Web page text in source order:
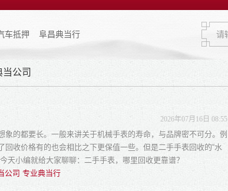
车抵押 阜昌典当行
当公司
2026年07月16日 08:55
的都要长。一般来讲关于机械手表的寿命，与品牌密不可分。例
收价格有的也会相比之下更保值一些。但是二手手表回收的“水
天小编就给大家聊聊：二手手表，哪里回收更靠谱？
公司 专业典当行